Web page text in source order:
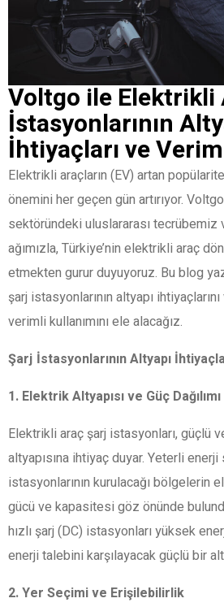
Voltgo ile Elektrikli
İstasyonlarının
İhtiyaçları ve
Elektrikli araçların (EV) artan
önemini her geçen gün artırıyor.
sektöründeki uluslararası
ağımızla, Türkiye’nin elektrikli araç
etmekten gurur duyuyoruz. Bu blog
şarj istasyonlarının altyapı
verimli kullanımını ele alacağız.
Şarj İstasyonlarının Altyapı
1. Elektrik Altyapısı ve Güç Dağılımı
Elektrikli araç şarj istasyonları, güçlü
altyapısına ihtiyaç duyar. Yeterli enerji
istasyonlarının kurulacağı bölgelerin
gücü ve kapasitesi göz önünde
hızlı şarj (DC) istasyonları yüksek
enerji talebini karşılayacak güçlü bir
2. Yer Seçimi ve Erişilebilirlik